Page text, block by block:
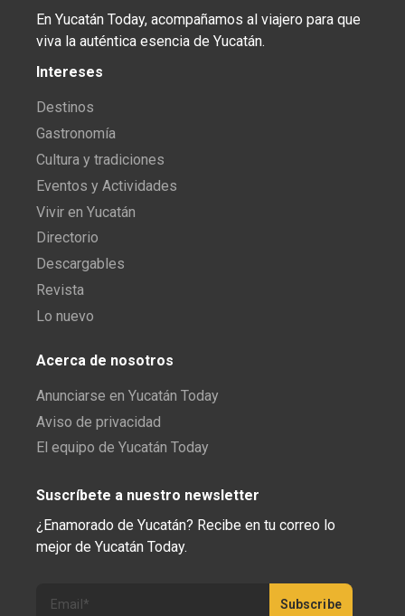
En Yucatán Today, acompañamos al viajero para que
viva la auténtica esencia de Yucatán.
Intereses
Destinos
Gastronomía
Cultura y tradiciones
Eventos y Actividades
Vivir en Yucatán
Directorio
Descargables
Revista
Lo nuevo
Acerca de nosotros
Anunciarse en Yucatán Today
Aviso de privacidad
El equipo de Yucatán Today
Suscríbete a nuestro newsletter
¿Enamorado de Yucatán? Recibe en tu correo lo
mejor de Yucatán Today.